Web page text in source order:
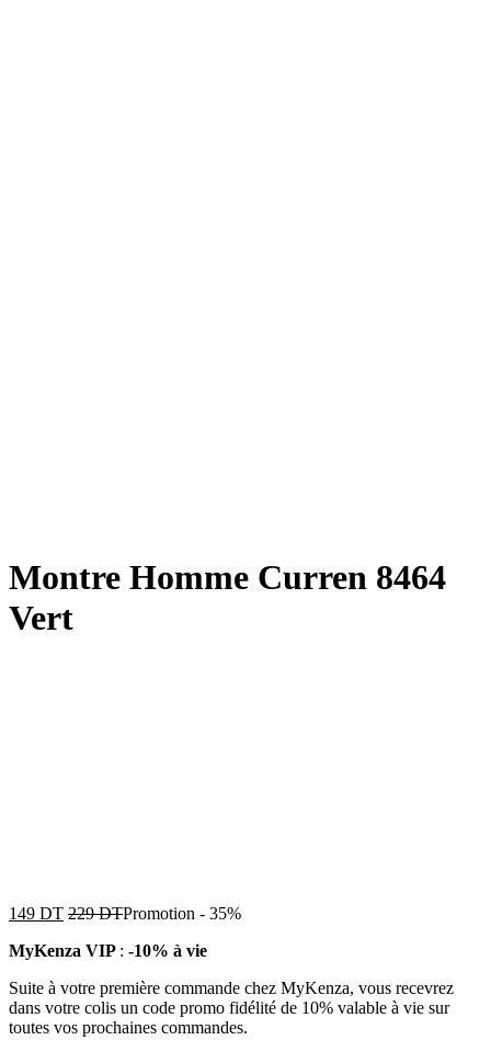
Montre Homme Curren 8464
Vert
149 DT 229DTPromotion - 35%
MyKenza VIP : -10% à vie
Suite à votre première commande chez MyKenza, vous recevrez
dans votre colis un code promo fidélité de 10% valable à vie sur
toutes vos prochaines commandes.